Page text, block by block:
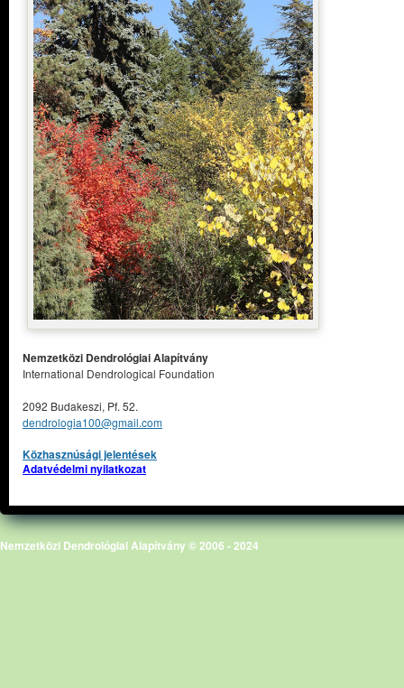
Nemzetközi Dendrológiai Alapítvány
International Dendrological Foundation
2092 Budakeszi, Pf. 52.
dendrologia100@gmail.com
Közhasznúsági jelentések
Adatvédelmi nyilatkozat
Nemzetközi Dendrológiai Alapítvány © 2006 - 2024